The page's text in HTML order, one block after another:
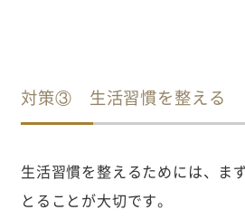
対策③ 生活習慣を整える
生活習慣を整えるためには、ま
とることが大切です。